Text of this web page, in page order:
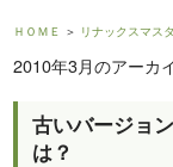
ＨＯＭＥ ＞ リナックスマス
2010年3月のアーカ
古いバージョ
は？